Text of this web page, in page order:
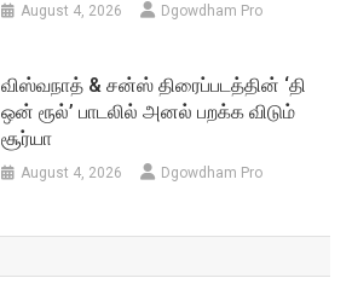
August 4, 2026 Dgowdham Pro
விஸ்வநாத் & சன்ஸ் திரைப்படத்தின் ‘தி
ஒன் ரூல்’ பாடலில் அனல் பறக்க விடும்
சூர்யா
August 4, 2026 Dgowdham Pro